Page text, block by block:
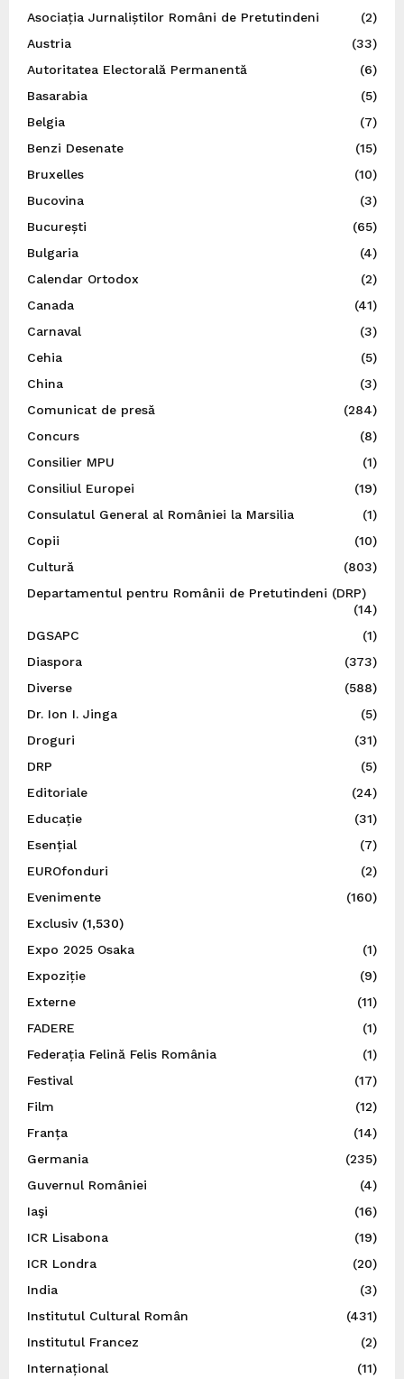
Asociația Jurnaliștilor Români de Pretutindeni
(2)
Austria
(33)
Autoritatea Electorală Permanentă
(6)
Basarabia
(5)
Belgia
(7)
Benzi Desenate
(15)
Bruxelles
(10)
Bucovina
(3)
București
(65)
Bulgaria
(4)
Calendar Ortodox
(2)
Canada
(41)
Carnaval
(3)
Cehia
(5)
China
(3)
Comunicat de presă
(284)
Concurs
(8)
Consilier MPU
(1)
Consiliul Europei
(19)
Consulatul General al României la Marsilia
(1)
Copii
(10)
Cultură
(803)
Departamentul pentru Românii de Pretutindeni (DRP)
(14)
DGSAPC
(1)
Diaspora
(373)
Diverse
(588)
Dr. Ion I. Jinga
(5)
Droguri
(31)
DRP
(5)
Editoriale
(24)
Educație
(31)
Esențial
(7)
EUROfonduri
(2)
Evenimente
(160)
Exclusiv(1,530)
Expo 2025 Osaka
(1)
Expoziție
(9)
Externe
(11)
FADERE
(1)
Federația Felină Felis România
(1)
Festival
(17)
Film
(12)
Franța
(14)
Germania
(235)
Guvernul României
(4)
Iaşi
(16)
ICR Lisabona
(19)
ICR Londra
(20)
India
(3)
Institutul Cultural Român
(431)
Institutul Francez
(2)
Internațional
(11)